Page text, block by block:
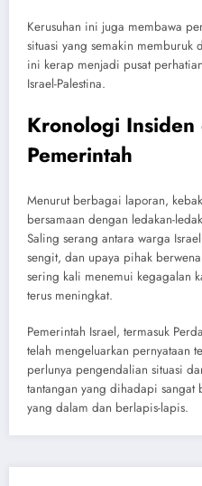
Kerusuhan ini juga membawa
situasi yang semakin memburuk
ini kerap menjadi pusat
Israel-Palestina.
Kronologi Insiden
Pemerintah
Menurut berbagai laporan,
bersamaan dengan ledakan-
Saling serang antara warga
sengit, dan upaya pihak
sering kali menemui kegagalan
terus meningkat.
Pemerintah Israel, termasuk
telah mengeluarkan pernyataan
perlunya pengendalian situasi
tantangan yang dihadapi sangat
yang dalam dan berlapis-lapis.